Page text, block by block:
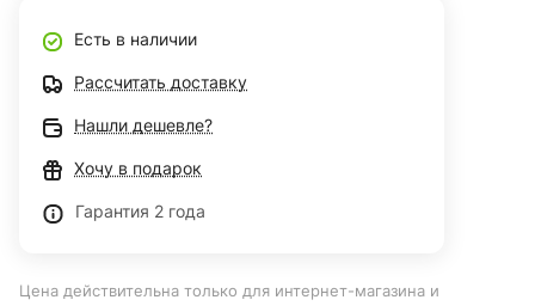
Есть в наличии
Рассчитать доставку
Нашли дешевле?
Хочу в подарок
Гарантия 2 года
Цена действительна только для интернет-магазина и